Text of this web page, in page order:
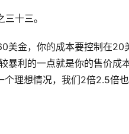
十三。
美金，你的成本要控制在
利的一点就是你的售价成
理想情况，我们2倍2.5倍也